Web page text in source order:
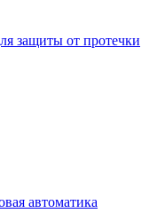
защиты от протечки
автоматика